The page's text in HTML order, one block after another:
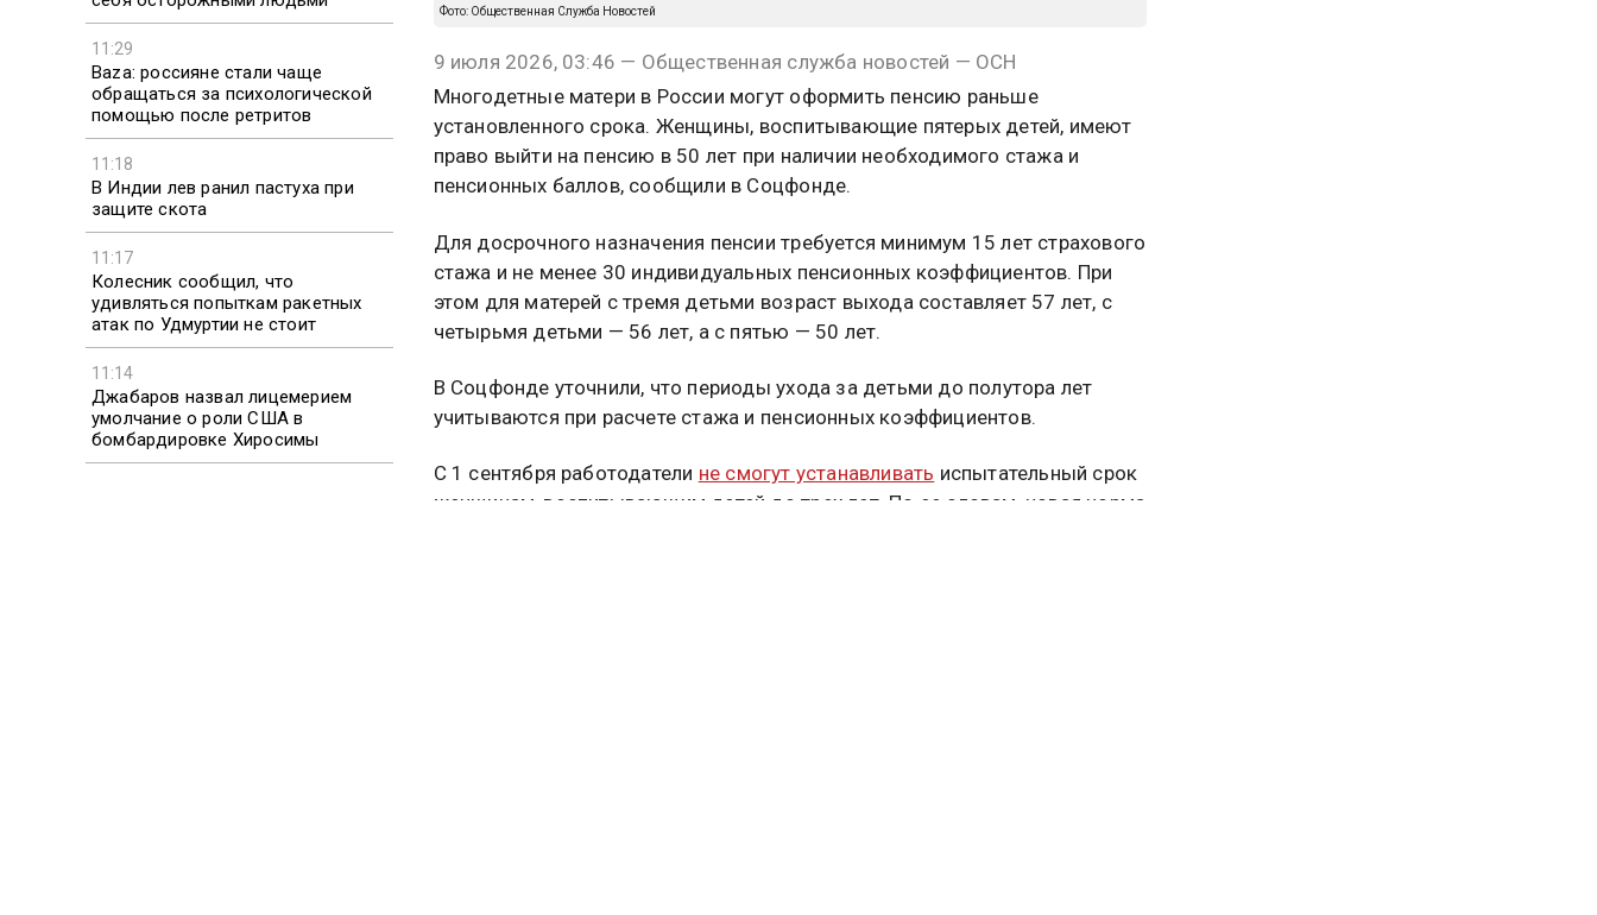
11:29
Baza: россияне стали чаще
обращаться за психологической
помощью после ретритов
11:18
В Индии лев ранил пастуха при
защите скота
11:17
Колесник сообщил, что
удивляться попыткам ракетных
атак по Удмуртии не стоит
11:14
Джабаров назвал лицемерием
умолчание о роли США в
бомбардировке Хиросимы
Фото: Общественная Служба Новостей
9 июля 2026, 03:46 — Общественная служба новостей — ОСН
Многодетные матери в России могут оформить пенсию раньше
установленного срока. Женщины, воспитывающие пятерых детей, имеют
право выйти на пенсию в 50 лет при наличии необходимого стажа и
пенсионных баллов, сообщили в Соцфонде.
Для досрочного назначения пенсии требуется минимум 15 лет страхового
стажа и не менее 30 индивидуальных пенсионных коэффициентов. При
этом для матерей с тремя детьми возраст выхода составляет 57 лет, с
четырьмя детьми — 56 лет, а с пятью — 50 лет.
В Соцфонде уточнили, что периоды ухода за детьми до полутора лет
учитываются при расчете стажа и пенсионных коэффициентов.
С 1 сентября работодатели не смогут устанавливать испытательный срок
женщинам, воспитывающим детей до трех лет. По ее словам, новая норма